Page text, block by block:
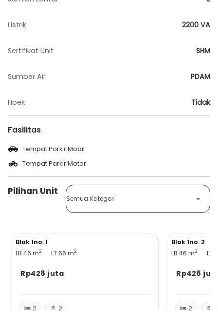
Listrik 2200 VA
Sertifikat Unit SHM
Sumber Air PDAM
Hoek Tidak
Fasilitas
Tempat Parkir Mobil
Tempat Parkir Motor
Pilihan Unit
Semua Kategori
Blok 1no. 1
LB 46 m2 LT 66 m2
Rp428 juta
2 2
Blok 1no. 2
LB 46 m2 LT
Rp428
2